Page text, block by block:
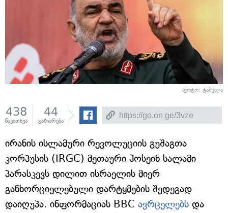
ფოტო: ტაბულა
438
წაკითხვა
44
გაზიარება
ირანის ისლამური რევოლუციის გუშაგთა
კორპუსის (IRGC) მეთაური ჰოსეინ სალამი
პარასკევს დილით ისრაელის მიერ
განხორციელებული დარტყმების შედეგად
დაიღუპა. ინფორმაციას BBC ავრცელებს და